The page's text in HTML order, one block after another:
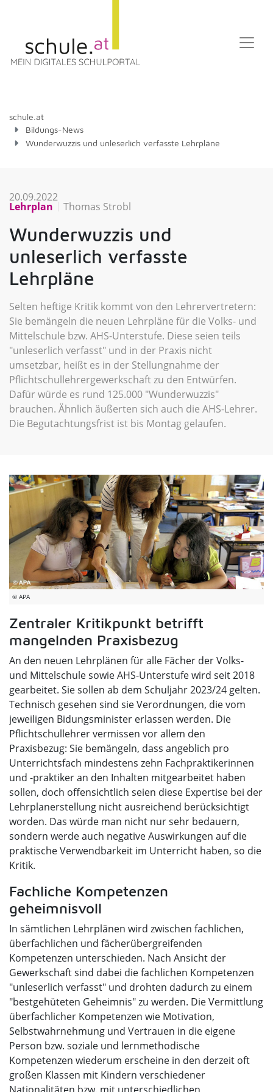
schule.at
Bildungs-News
Wunderwuzzis und unleserlich verfasste Lehrpläne
20.09.2022
Lehrplan Thomas Strobl
Wunderwuzzis und
unleserlich verfasste
Lehrpläne
Selten heftige Kritik kommt von den Lehrervertretern:
Sie bemängeln die neuen Lehrpläne für die Volks- und
Mittelschule bzw. AHS-Unterstufe. Diese seien teils
"unleserlich verfasst" und in der Praxis nicht
umsetzbar, heißt es in der Stellungnahme der
Pflichtschullehrergewerkschaft zu den Entwürfen.
Dafür würde es rund 125.000 "Wunderwuzzis"
brauchen. Ähnlich äußerten sich auch die AHS-Lehrer.
Die Begutachtungsfrist ist bis Montag gelaufen.
© APA
Zentraler Kritikpunkt betrifft
mangelnden Praxisbezug
An den neuen Lehrplänen für alle Fächer der Volks-
und Mittelschule sowie AHS-Unterstufe wird seit 2018
gearbeitet. Sie sollen ab dem Schuljahr 2023/24 gelten.
Technisch gesehen sind sie Verordnungen, die vom
jeweiligen Bidungsminister erlassen werden. Die
Pflichtschullehrer vermissen vor allem den
Praxisbezug: Sie bemängeln, dass angeblich pro
Unterrichtsfach mindestens zehn Fachpraktikerinnen
und -praktiker an den Inhalten mitgearbeitet haben
sollen, doch offensichtlich seien diese Expertise bei der
Lehrplanerstellung nicht ausreichend berücksichtigt
worden. Das würde man nicht nur sehr bedauern,
sondern werde auch negative Auswirkungen auf die
praktische Verwendbarkeit im Unterricht haben, so die
Kritik.
Fachliche Kompetenzen
geheimnisvoll
In sämtlichen Lehrplänen wird zwischen fachlichen,
überfachlichen und fächerübergreifenden
Kompetenzen unterschieden. Nach Ansicht der
Gewerkschaft sind dabei die fachlichen Kompetenzen
"unleserlich verfasst" und drohten dadurch zu einem
"bestgehüteten Geheimnis" zu werden. Die Vermittlung
überfachlicher Kompetenzen wie Motivation,
Selbstwahrnehmung und Vertrauen in die eigene
Person bzw. soziale und lernmethodische
Kompetenzen wiederum erscheine in den derzeit oft
großen Klassen mit Kindern verschiedener